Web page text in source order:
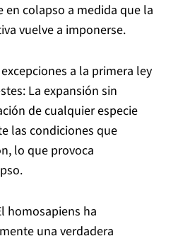
colapso a medida que la
vuelve a imponerse.
a la primera ley
La expansión sin
de cualquier especie
las condiciones que
lo que provoca
homosapiens ha
una verdadera